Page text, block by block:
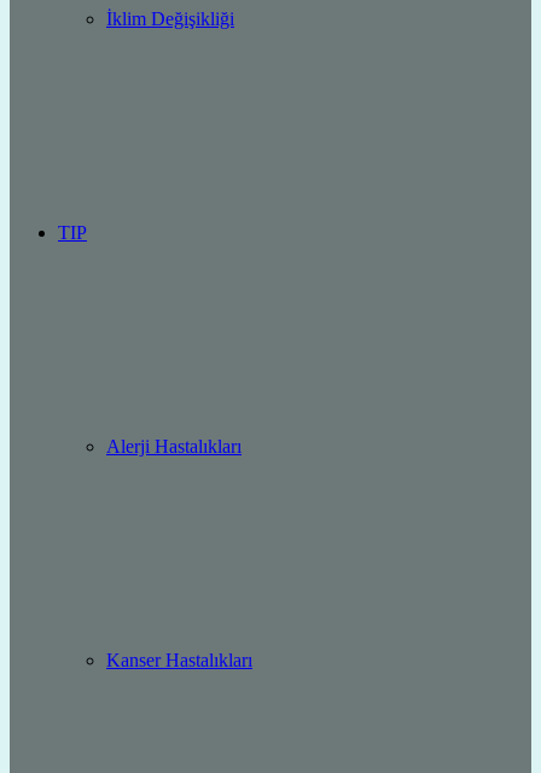
İklim Değişikliği
TIP
Alerji Hastalıkları
Kanser Hastalıkları